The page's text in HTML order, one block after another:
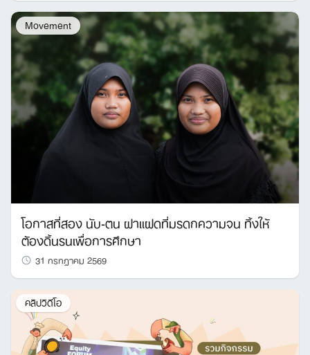
Movement
โอกาสที่สอง นับ-ตน ฝาแฝดที่มรดกความจน ทิ้งให้
ต้องดิ้นรนเพื่อการศึกษา
31 กรกฎาคม 2569
คลิปวิดีโอ